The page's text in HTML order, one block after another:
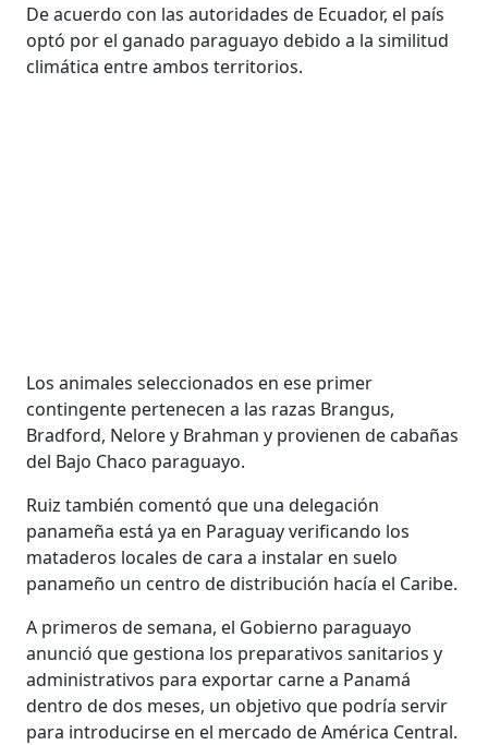
De acuerdo con las autoridades de Ecuador, el país
optó por el ganado paraguayo debido a la similitud
climática entre ambos territorios.
Los animales seleccionados en ese primer
contingente pertenecen a las razas Brangus,
Bradford, Nelore y Brahman y provienen de cabañas
del Bajo Chaco paraguayo.
Ruiz también comentó que una delegación
panameña está ya en Paraguay verificando los
mataderos locales de cara a instalar en suelo
panameño un centro de distribución hacía el Caribe.
A primeros de semana, el Gobierno paraguayo
anunció que gestiona los preparativos sanitarios y
administrativos para exportar carne a Panamá
dentro de dos meses, un objetivo que podría servir
para introducirse en el mercado de América Central.